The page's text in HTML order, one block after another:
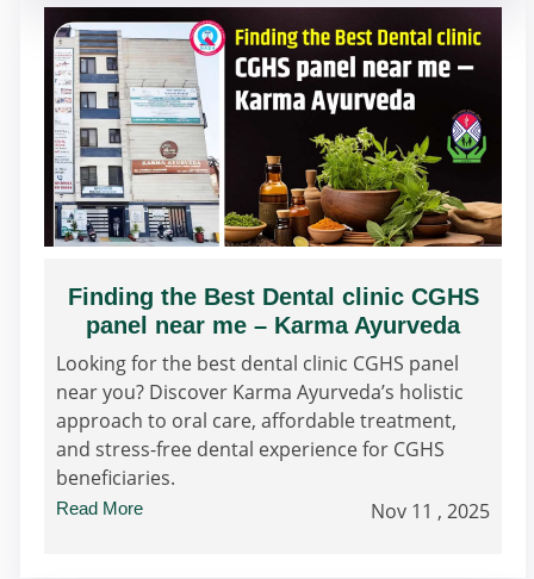
Finding the Best Dental clinic CGHS
panel near me – Karma Ayurveda
Looking for the best dental clinic CGHS panel
near you? Discover Karma Ayurveda’s holistic
approach to oral care, affordable treatment,
and stress-free dental experience for CGHS
beneficiaries.
Read More Nov 11 , 2025